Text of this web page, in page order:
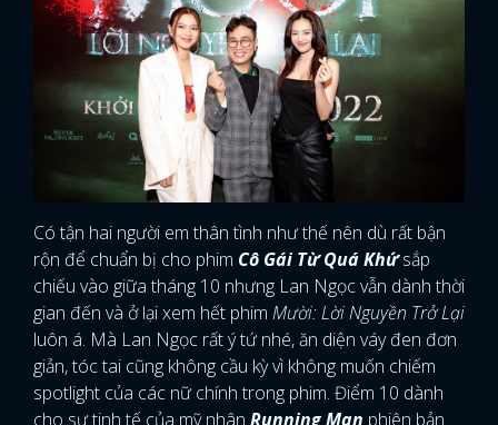
Có tận hai người em thân tình như thế nên dù rất bận
rộn để chuẩn bị cho phim Cô Gái Từ Quá Khứsắp
chiếu vào giữa tháng 10 nhưng Lan Ngọc vẫn dành thời
gian đến và ở lại xem hết phim Mười: Lời Nguyền Trở Lại
luôn á. Mà Lan Ngọc rất ý tứ nhé, ăn diện váy đen đơn
giản, tóc tai cũng không cầu kỳ vì không muốn chiếm
spotlight của các nữ chính trong phim. Điểm 10 dành
cho sự tinh tế của mỹ nhân Running Man phiên bản